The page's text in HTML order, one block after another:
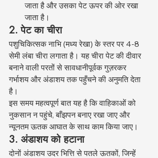
जाता है और उसका पेट ऊपर की ओर रखा
जाता है।
2. पेट का चीरा
पशुचिकित्सक नाभि (मध्य रेखा) के स्तर पर 4-8
सेमी लंबा चीरा लगाता है। यह चीरा पेट की दीवार
बनाने वाली परतों से सावधानीपूर्वक गुज़रकर
गर्भाशय और अंडाशय तक पहुँचने की अनुमति देता
है।
इस समय महत्वपूर्ण बात यह है कि वाहिकाओं को
नुकसान न पहुंचे, बाँझपन बनाए रखा जाए और
न्यूनतम ऊतक आघात के साथ काम किया जाए।
3. अंडाशय को हटाना
दोनों अंडाशय उदर भित्ति से पतले ऊतकों, जिन्हें